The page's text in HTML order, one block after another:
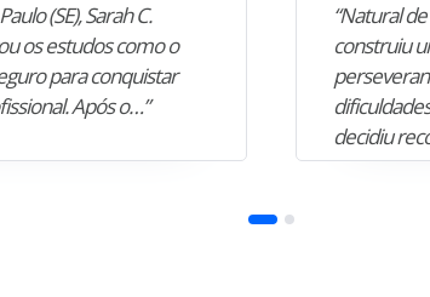
(SE), Sarah C.
os estudos como o
para conquistar
Após o…”
“Natural de
construiu
decidiu